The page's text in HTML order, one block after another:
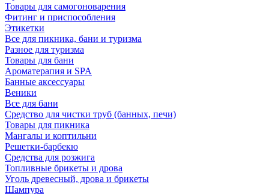
Товары для самогоноварения
Фитинг и приспособления
Этикетки
Все для пикника, бани и туризма
Разное для туризма
Товары для бани
Ароматерапия и SPA
Банные аксессуары
Веники
Все для бани
Средство для чистки труб (банных, печи)
Товары для пикника
Мангалы и коптильни
Решетки-барбекю
Средства для розжига
Топливные брикеты и дрова
Уголь древесный, дрова и брикеты
Шампура